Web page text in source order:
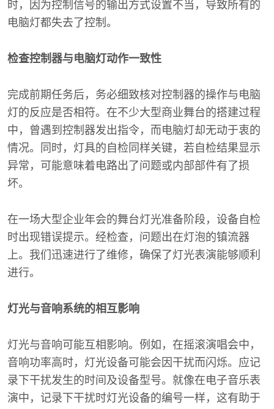
时，因为控制信号的输出方式设置不当，导致所有的
电脑灯都失去了控制。
检查控制器与电脑灯动作一致性
完成前期任务后，务必细致核对控制器的操作与电脑
灯的反应是否相符。在不少大型商业舞台的搭建过程
中，曾遇到控制器发出指令，而电脑灯却无动于衷的
情况。同时，灯具的自检同样关键，若自检结果显示
异常，可能意味着电路出了问题或内部部件有了损
坏。
在一场大型企业年会的舞台灯光准备阶段，设备自检
时出现错误提示。经检查，问题出在灯泡的镇流器
上。我们迅速进行了维修，确保了灯光表演能够顺利
进行。
灯光与音响系统的相互影响
灯光与音响可能互相影响。例如，在摇滚演唱会中，
音响功率高时，灯光设备可能会因干扰而闪烁。应记
录下干扰发生的时间及设备型号。就像在电子音乐表
演中，记录下干扰时灯光设备的编号一样，这有助于